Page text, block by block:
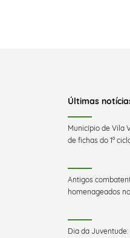
Últimas
Município de Vila
de fichas do 1º
Antigos
homenageados
Dia da